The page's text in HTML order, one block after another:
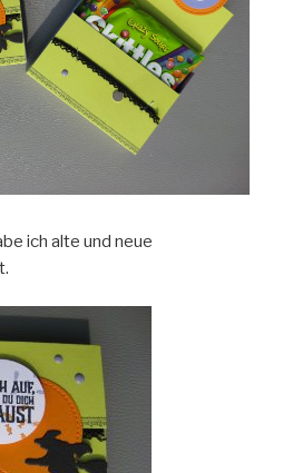
ich alte und neue